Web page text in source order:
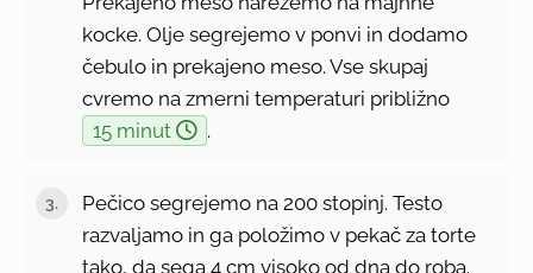
kocke. Olje segrejemo v ponvi in dodamo
čebulo in prekajeno meso. Vse skupaj
cvremo na zmerni temperaturi približno
15 minut
.
Pečico segrejemo na 200 stopinj. Testo
razvaljamo in ga položimo v pekač za torte
tako, da sega 4 cm visoko od dna do roba.